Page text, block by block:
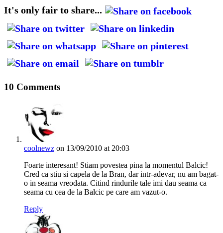
It's only fair to share...
10 Comments
coolnewz on 13/09/2010 at 20:03
Foarte interesant! Stiam povestea pina la momentul Balcic!
Cred ca stiu si capela de la Bran, dar intr-adevar, nu am bagat-
o in seama vreodata. Citind rindurile tale imi dau seama ca
seama cu cea de la Balcic pe care am vazut-o.
Reply